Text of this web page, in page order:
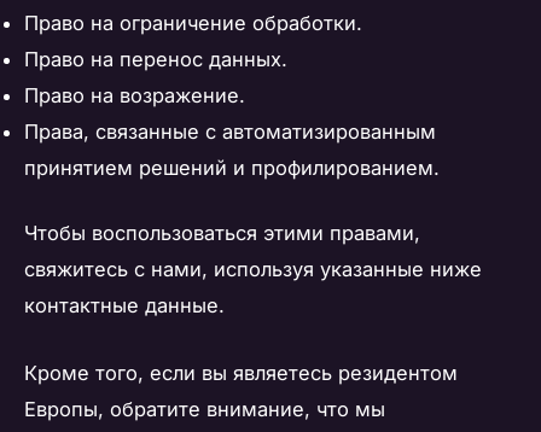
Право на ограничение обработки.
Право на перенос данных.
Право на возражение.
Права, связанные с автоматизированным
принятием решений и профилированием.
Чтобы воспользоваться этими правами,
свяжитесь с нами, используя указанные ниже
контактные данные.
Кроме того, если вы являетесь резидентом
Европы, обратите внимание, что мы